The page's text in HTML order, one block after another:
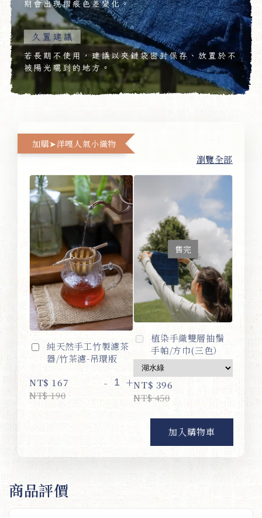
加購➤洋嘎人氣小織物
瀏覽全部
純天然手工竹製濾茶
器/竹茶濾-吊環版
NT$ 167
NT$ 190
- +
售完
植染手織雙層抽鬚
手帕/方巾(三色）
NT$ 396
NT$ 450
加入購物車
商品評價